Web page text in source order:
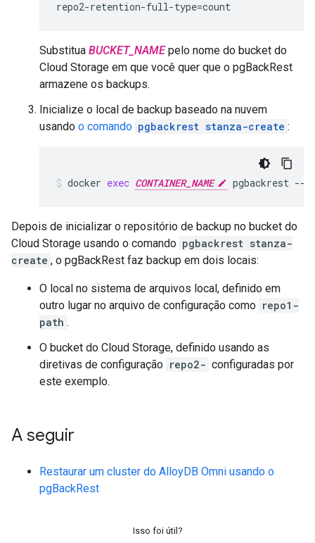
Substitua BUCKET_NAMEpelo nome do bucket do
Cloud Storage em que você quer que o pgBackRest
armazene os backups.
Inicialize o local de backup baseado na nuvem
usando o comando pgbackrest stanza-create :
docker exec CONTAINER_NAME pgbackrest --
Depois de inicializar o repositório de backup no bucket do
Cloud Storage usando o comando pgbackrest stanza-
create , o pgBackRest faz backup em dois locais:
O local no sistema de arquivos local, definido em
outro lugar no arquivo de configuração como repo1-
path .
O bucket do Cloud Storage, definido usando as
diretivas de configuração repo2- configuradas por
este exemplo.
A seguir
Restaurar um cluster do AlloyDB Omni usando o
pgBackRest
Isso foi útil?